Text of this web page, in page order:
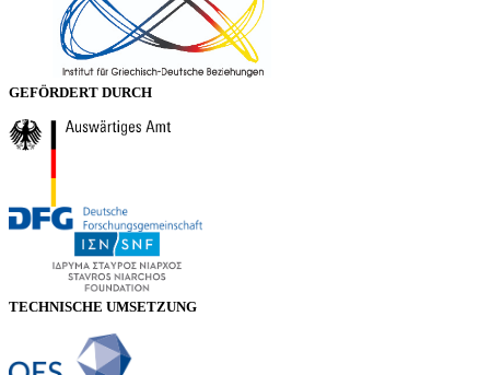
GEFÖRDERT DURCH
TECHNISCHE UMSETZUNG